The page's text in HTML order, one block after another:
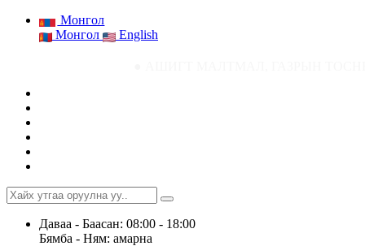
Монгол
Монгол
English
Даваа - Баасан: 08:00 - 18:00
Бямба - Ням: амарна